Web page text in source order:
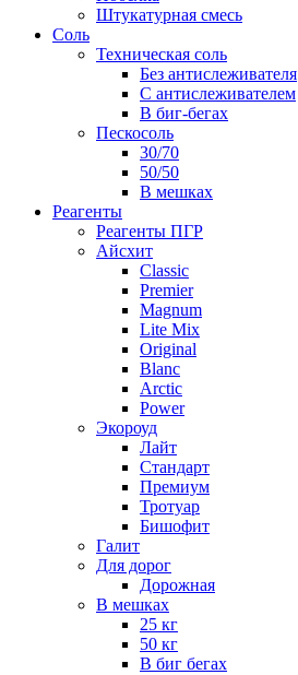
Штукатурная смесь
Соль
Техническая соль
Без антислеживателя
С антислеживателем
В биг-бегах
Пескосоль
30/70
50/50
В мешках
Реагенты
Реагенты ПГР
Айсхит
Classic
Premier
Magnum
Lite Mix
Original
Blanc
Arctic
Power
Экороуд
Лайт
Стандарт
Премиум
Тротуар
Бишофит
Галит
Для дорог
Дорожная
В мешках
25 кг
50 кг
В биг бегах